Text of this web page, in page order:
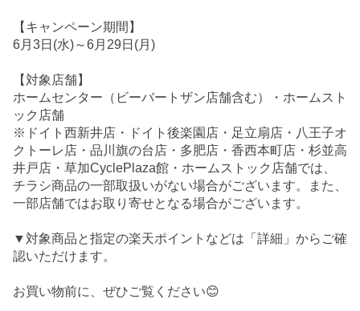
【キャンペーン期間】
6月3日(水)～6月29日(月)
【対象店舗】
ホームセンター（ビーバートザン店舗含む）・ホームスト
ック店舗
※ドイト西新井店・ドイト後楽園店・足立扇店・八王子オ
クトーレ店・品川旗の台店・多肥店・香西本町店・杉並高
井戸店・草加CyclePlaza館・ホームストック店舗では、
チラシ商品の一部取扱いがない場合がございます。また、
一部店舗ではお取り寄せとなる場合がございます。
▼対象商品と指定の楽天ポイントなどは「詳細」からご確
認いただけます。
お買い物前に、ぜひご覧ください😊